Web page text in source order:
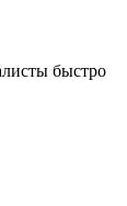
быстро